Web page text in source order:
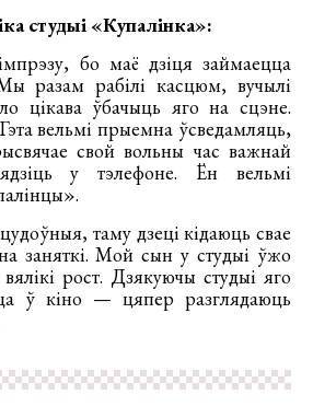
студыі «Купалінка»:
бо маё дзіця займаецца
разам рабілі касцюм, вучылі
цікава ўбачыць яго на сцэне.
вельмі прыемна ўсведамляць,
свой вольны час важнай
у тэлефоне. Ён вельмі
таму дзеці кідаюць свае
заняткі. Мой сын у студыі ўжо
рост. Дзякуючы студыі яго
ў кіно — цяпер разглядаюць